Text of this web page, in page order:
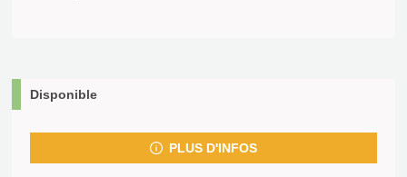
Disponible
PLUS D'INFOS